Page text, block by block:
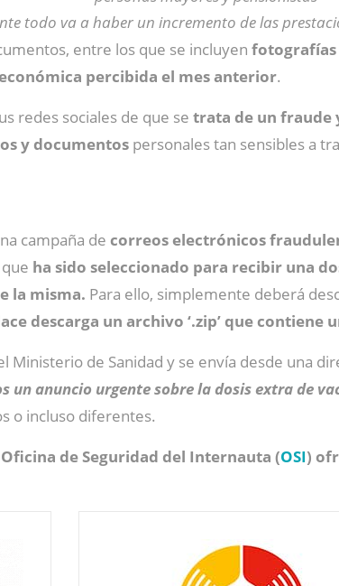
todo va a haber un incremento de las
entre los que se incluyen fotografías
percibida el mes anterior.
redes sociales de que se trata de un fraude
y documentos personales tan sensibles a
campaña de correos electrónicos
ha sido seleccionado para recibir una
la misma. Para ello, simplemente deberá
descarga un archivo ‘.zip’ que contiene
Ministerio de Sanidad y se envía desde una
un anuncio urgente sobre la dosis extra de
o incluso diferentes.
Oficina de Seguridad del Internauta (OSI)